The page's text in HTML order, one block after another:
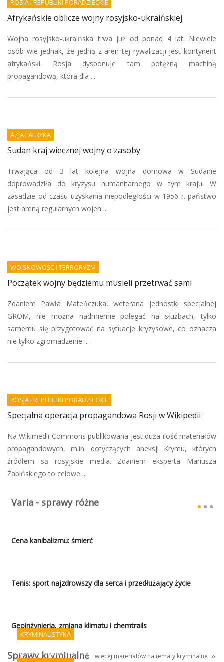
ROSJA I REPUBLIKI PORADZIECKIE
Afrykańskie oblicze wojny rosyjsko-ukraińskiej
Wojna rosyjsko-ukraińska trwa już od ponad 4 lat. Niewiele
osób wie jednak, że jedną z aren tej rywalizacji jest kontynent
afrykański. Rosja dysponuje tam potężną machiną
propagandową, która dla ...
AZJA I AFRYKA
Sudan kraj wiecznej wojny o zasoby
Trwająca od 3 lat kolejna wojna domowa w Sudanie
doprowadziła do kryzysu humanitarnego w tym kraju. W
zasadzie od czasu uzyskania niepodległości w 1956 r. państwo
jest areną regularnych wojen ...
WOJSKOWOŚĆ I TERRORYZM
Początek wojny będziemu musieli przetrwać sami
Zdaniem Pawła Mateńczuka, weterana jednostki specjalnej
GROM, nie można nadmiernie polegać na służbach, tylko
samemu się przygotować na sytuacje kryzysowe, co oznacza
nie tylko zgromadzenie ...
ROSJA I REPUBLIKI PORADZIECKIE
Specjalna operacja propagandowa Rosji w Wikipedii
Na Wikimedii Commons publikowana jest duża ilość materiałów
propagandowych, m.in. dotyczących aneksji Krymu, których
źródłem są rosyjskie media. Zdaniem eksperta Mariusza
Żabińskiego to celowe ...
Varia - sprawy różne
Cena kanibalizmu: śmierć
Tenis: sport najzdrowszy dla serca i przedłużający życie
Geoinżynieria, zmiana klimatu i chemtrails
Sprawy kryminalne więcej materiałów na tematy kryminalne
KRYMINALISTYKA
Sztuka fałszowania podpisów i AI - koniec